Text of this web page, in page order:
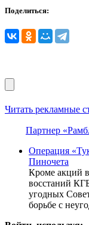
Поделиться:
Читать рекламные
Партнер
Операция
Пиночета
Кроме акций
восстаний
угодных
борьбе с